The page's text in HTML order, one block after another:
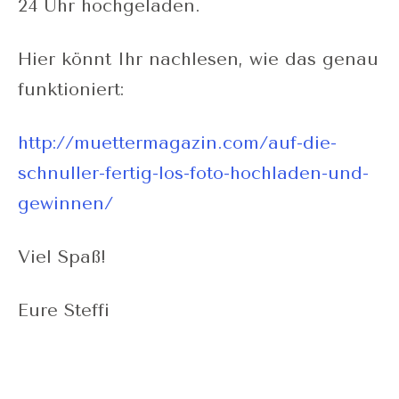
24 Uhr hochgeladen.
Hier könnt Ihr nachlesen, wie das genau
funktioniert:
http://muettermagazin.com/auf-die-
schnuller-fertig-los-foto-hochladen-und-
gewinnen/
Viel Spaß!
Eure Steffi